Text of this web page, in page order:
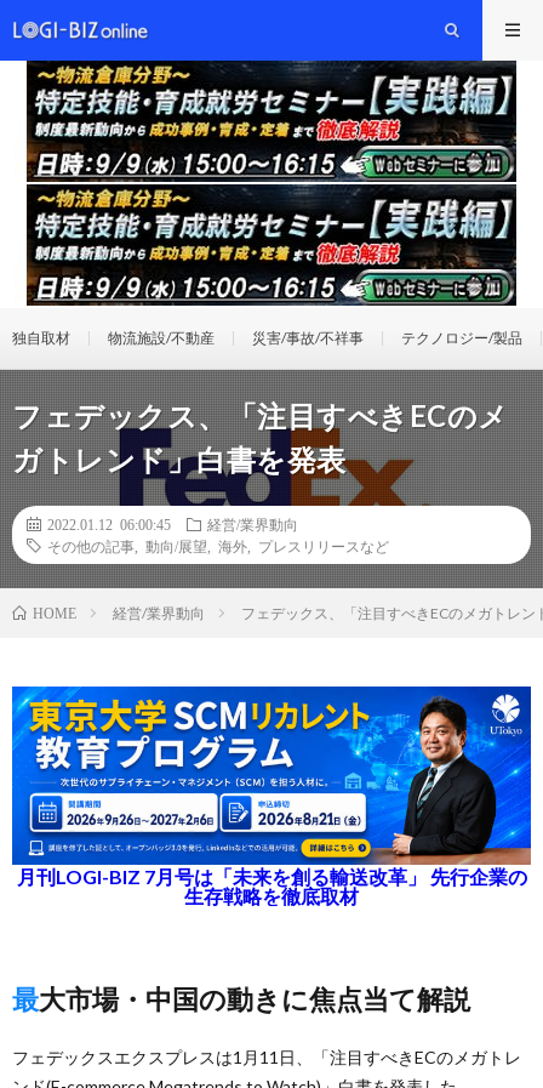
独自取材 物流施設/不動産 災害/事故/不祥事 テクノロジー/製品
フェデックス、「注目すべきECのメ
ガトレンド」白書を発表
2022.01.12 06:00:45
経営/業界動向
その他の記事
動向/展望 海外 プレスリリースなど
HOME 経営/業界動向 フェデックス、「注目すべきECのメガトレン
月刊LOGI-BIZ 7月号は「未来を創る輸送改革」 先行企業の
生存戦略を徹底取材
最大市場・中国の動きに焦点当て解説
フェデックスエクスプレスは1月11日、「注目すべきECのメガトレ